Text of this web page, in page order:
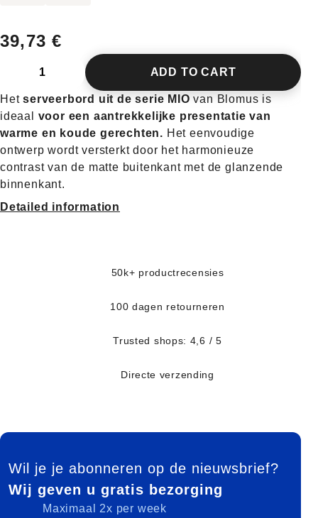
39,73 €
ADD TO CART
Hetserveerbord uit de serie MIO van Blomus is
ideaal voor een aantrekkelijke presentatie van
warme en koude gerechten. Het eenvoudige
ontwerp wordt versterkt door het harmonieuze
contrast van de matte buitenkant met de glanzende
binnenkant.
Detailed information
50k+ productrecensies
100 dagen retourneren
Trusted shops: 4,6 / 5
Directe verzending
FOOTER
Wil je je abonneren op de nieuwsbrief?
Wij geven u gratis bezorging
Maximaal 2x per week